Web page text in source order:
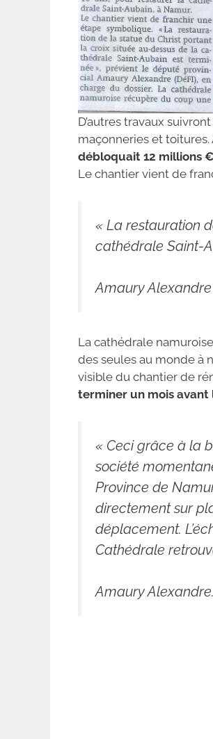
D’autres travaux
maçonneries et
débloquait 12 millions
Le chantier vient de
« La restauration
cathédrale Saint-
Amaury Alexandre
La cathédrale
des seules au monde à
visible du chantier de
terminer un mois avant
« Ceci grâce à la
société
Province de
directement sur
déplacement.
Cathédrale
Amaury Alexandre.